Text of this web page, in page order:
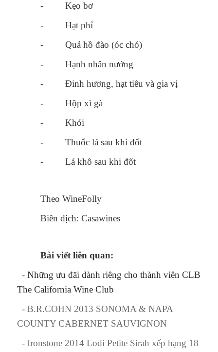
- Kẹo bơ
- Hạt phỉ
- Quả hồ đào (óc chó)
- Hạnh nhân nướng
- Đinh hương, hạt tiêu và gia vị
- Hộp xì gà
- Khói
- Thuốc lá sau khi đốt
- Lá khô sau khi đốt
Theo WineFolly
Biên dịch: Casawines
Bài viết liên quan:
- Những ưu đãi dành riêng cho thành viên CLB
The California Wine Club
- B.R.COHN 2013 SONOMA & NAPA
COUNTY CABERNET SAUVIGNON
- Ironstone 2014 Lodi Petite Sirah xếp hạng 18